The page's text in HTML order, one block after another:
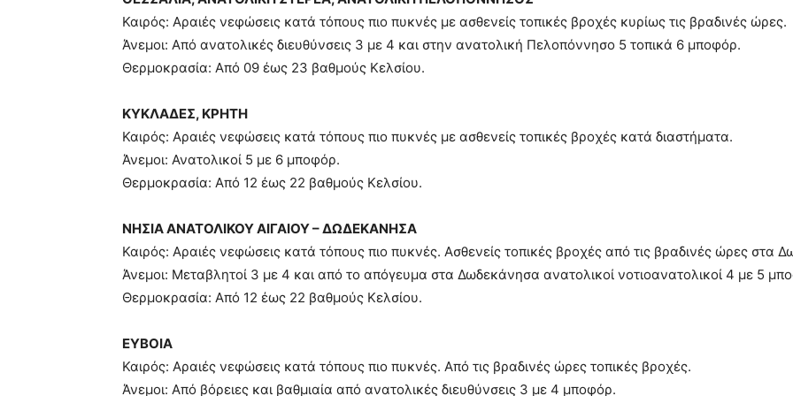
Καιρός: Αραιές νεφώσεις κατά τόπους πιο πυκνές με ασθενείς τοπικές βροχές κυρίως τις βραδινές ώρες.
Άνεμοι: Από ανατολικές διευθύνσεις 3 με 4 και στην ανατολική Πελοπόννησο 5 τοπικά 6 μποφόρ.
Θερμοκρασία: Από 09 έως 23 βαθμούς Κελσίου.
ΚΥΚΛΑΔΕΣ, ΚΡΗΤΗ
Καιρός: Αραιές νεφώσεις κατά τόπους πιο πυκνές με ασθενείς τοπικές βροχές κατά διαστήματα.
Άνεμοι: Ανατολικοί 5 με 6 μποφόρ.
Θερμοκρασία: Από 12 έως 22 βαθμούς Κελσίου.
ΝΗΣΙΑ ΑΝΑΤΟΛΙΚΟΥ ΑΙΓΑΙΟΥ – ΔΩΔΕΚΑΝΗΣΑ
Καιρός: Αραιές νεφώσεις κατά τόπους πιο πυκνές. Ασθενείς τοπικές βροχές από τις βραδινές ώρες στα
Άνεμοι: Μεταβλητοί 3 με 4 και από το απόγευμα στα Δωδεκάνησα ανατολικοί νοτιοανατολικοί 4 με 5
Θερμοκρασία: Από 12 έως 22 βαθμούς Κελσίου.
ΕΥΒΟΙΑ
Καιρός: Αραιές νεφώσεις κατά τόπους πιο πυκνές. Από τις βραδινές ώρες τοπικές βροχές.
Άνεμοι: Από βόρειες και βαθμιαία από ανατολικές διευθύνσεις 3 με 4 μποφόρ.